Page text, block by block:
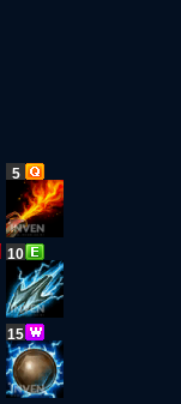
5
10
15